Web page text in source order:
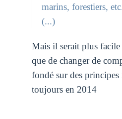
marins, forestiers,
(...)
Mais il serait plus
que de changer de
fondé sur des
toujours en 2014